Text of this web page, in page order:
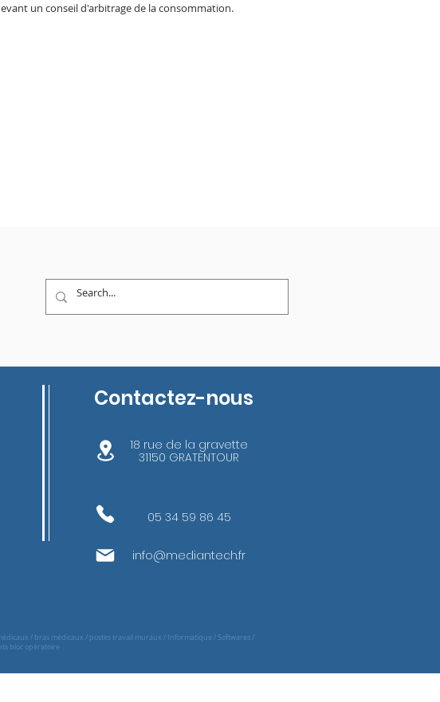
un conseil d'arbitrage de la consommation.
Contactez-nous
18 rue de la gravette
31150 GRATENTOUR
05 34 59 86 45
info@mediantech.fr
/ bras médicaux / postes travail muraux / Informatique / Softwares /
bloc opératoire